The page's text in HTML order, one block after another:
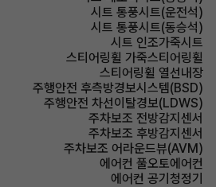
시트 통풍시트(운전석)
시트 통풍시트(동승석)
시트 인조가죽시트
스티어링휠 가죽스티어링휠
스티어링휠 열선내장
주행안전 후측방경보시스템(BSD)
주행안전 차선이탈경보(LDWS)
주차보조 전방감지센서
주차보조 후방감지센서
주차보조 어라운드뷰(AVM)
에어컨 풀오토에어컨
에어컨 공기청정기